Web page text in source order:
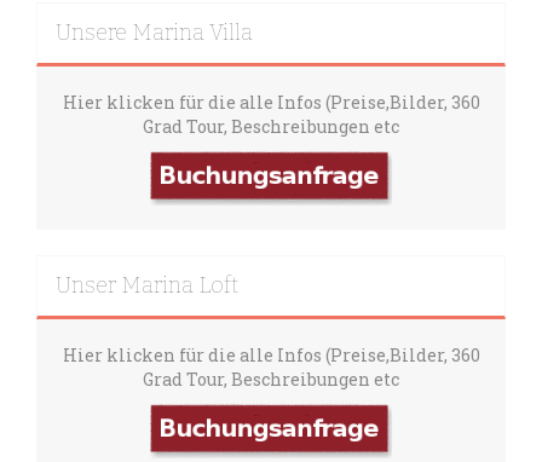
Unsere Marina Villa
Hier klicken für die alle Infos (Preise,Bilder, 360
Grad Tour, Beschreibungen etc
Unser Marina Loft
Hier klicken für die alle Infos (Preise,Bilder, 360
Grad Tour, Beschreibungen etc